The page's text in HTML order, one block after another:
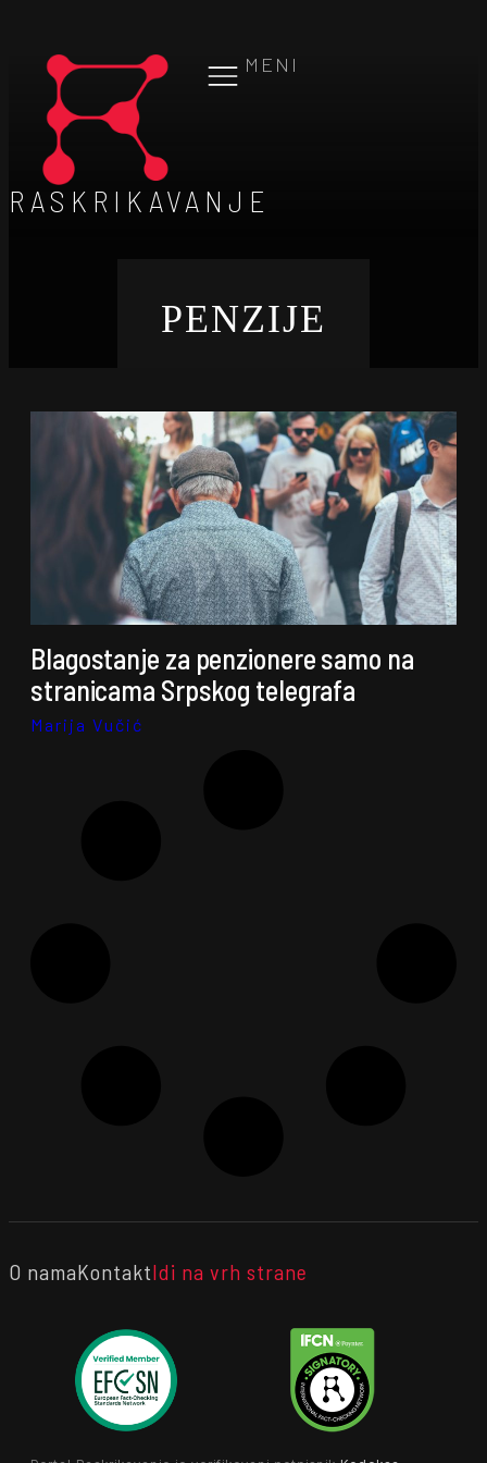
MENI
RASKRIKAVANJE
PENZIJE
Blagostanje za penzionere samo na
stranicama Srpskog telegrafa
Marija Vučić
O namaKontaktIdi na vrh strane